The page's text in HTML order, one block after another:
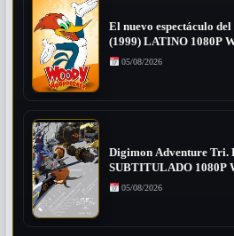
El nuevo espectáculo
(1999) LATINO 1080P
05/08/2026
Digimon Adventure Tri.
SUBTITULADO 1080P
05/08/2026